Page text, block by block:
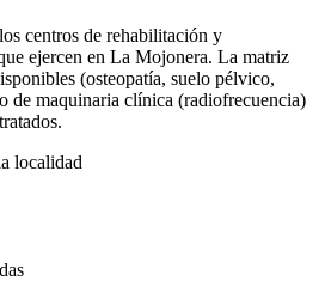
centros de rehabilitación y
ejercen en La Mojonera. La matriz
(osteopatía, suelo pélvico,
de maquinaria clínica (radiofrecuencia)
localidad